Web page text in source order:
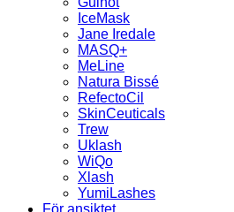
IceMask
Jane Iredale
MASQ+
MeLine
Natura Bissé
RefectoCil
SkinCeuticals
Trew
Uklash
WiQo
Xlash
YumiLashes
För ansiktet